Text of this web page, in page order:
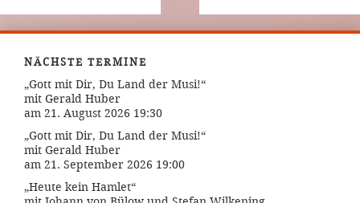
NÄCHSTE TERMINE
„Gott mit Dir, Du Land der Musi!“
mit Gerald Huber
am 21. August 2026 19:30
„Gott mit Dir, Du Land der Musi!“
mit Gerald Huber
am 21. September 2026 19:00
„Heute kein Hamlet“